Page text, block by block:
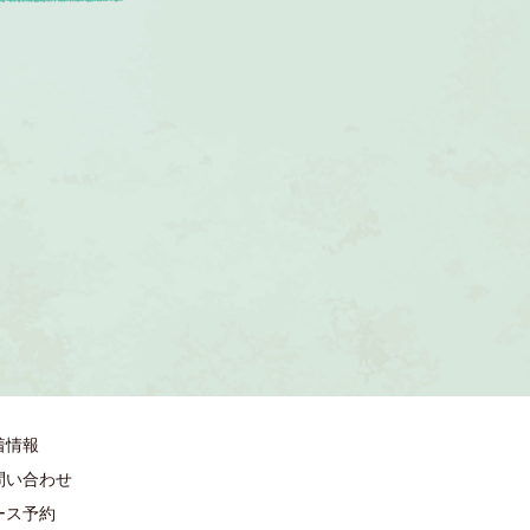
情報
い合わせ
ス予約